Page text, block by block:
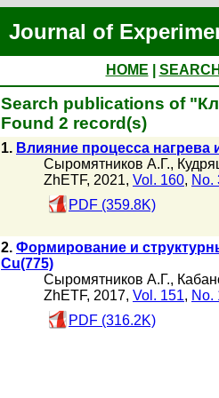
Journal of
HOME
Search publications of
Found 2 record(s)
1. Влияние процесса
Сыромятников А.Г.,
ZhETF, 2021, Vol. 160, No.
PDF (359.8K)
2. Формирование и
Cu(775)
Сыромятников А.Г.,
ZhETF, 2017, Vol. 151, No.
PDF (316.2K)